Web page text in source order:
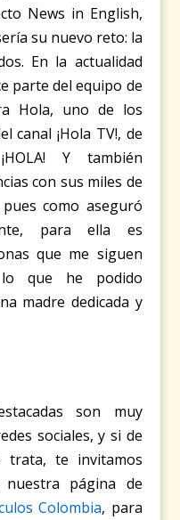
News in English,
su nuevo reto: la
En la actualidad
parte del equipo de
Hola, uno de los
canal ¡Hola TV!, de
Y también
con sus miles de
como aseguró
para ella es
que me siguen
que he podido
madre dedicada y
son muy
sociales, y si de
trata, te invitamos
página de
Colombia, para